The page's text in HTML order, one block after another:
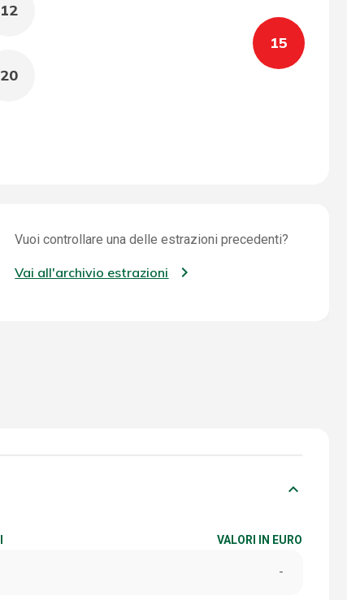
12
20
15
Vuoi controllare una delle estrazioni precedenti?
Vai all'archivio estrazioni
keyboard_arrow_down
VALORI IN EURO
-